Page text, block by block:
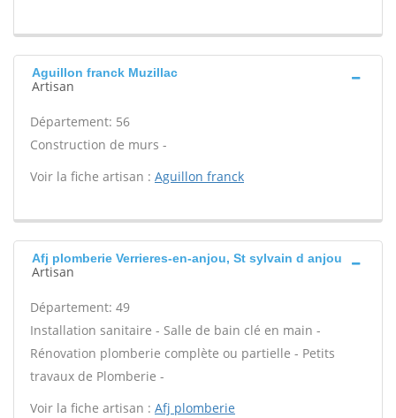
Aguillon franck Muzillac
Artisan
Département: 56
Construction de murs -
Voir la fiche artisan : Aguillon franck
Afj plomberie Verrieres-en-anjou, St sylvain d anjou
Artisan
Département: 49
Installation sanitaire - Salle de bain clé en main -
Rénovation plomberie complète ou partielle - Petits
travaux de Plomberie -
Voir la fiche artisan : Afj plomberie